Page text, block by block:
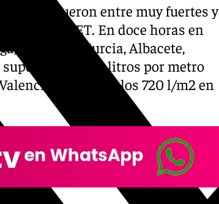
de 2024 fueron entre muy fuertes y
AEMET. En doce horas en
Granada, Murcia, Albacete,
superiores a 100 litros por metro
se llegó a los 720 l/m2 en